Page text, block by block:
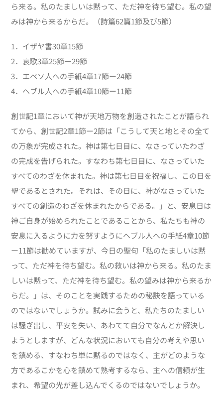
ら来る。私のたましいは黙って、ただ神を待ち望む。私の望
みは神から来るからだ。（詩篇62篇1節及び5節）
1．イザヤ書30章15節
2．哀歌3章25節ー29節
3．エペソ人への手紙4章17節ー24節
4．ヘブル人への手紙4章10節ー11節
創世記1章において神が天地万物を創造されたことが語られ
てから、創世記2章1節ー2節は「こうして天と地とその全て
の万象が完成された。神は第七日目に、なさっていたわざ
の完成を告げられた。すなわち第七日目に、なさっていた
すべてのわざを休まれた。神は第七日目を祝福し、この日を
聖であるとされた。それは、その日に、神がなさっていた
すべての創造のわざを休まれたからである。」と、安息日は
神ご自身が始められたことであることから、私たちも神の
安息に入るように力を努すようにヘブル人への手紙4章10節
ー11節は勧めていますが、今日の聖句「私のたましいは黙
って、ただ神を待ち望む。私の救いは神から来る。私のたま
しいは黙って、ただ神を待ち望む。私の望みは神から来るか
らだ。」は、そのことを実践するための秘訣を語っている
のではないでしょうか。試みに会うと、私たちのたましい
は騒ぎ出し、平安を失い、あわてて自分でなんとか解決し
ようとしますが、どんな状況においても自分の考えや思い
を鎮める、すなわち単に黙るのではなく、主がどのような
方であるこかを心を鎮めて熟考するなら、主への信頼が生
まれ、希望の光が差し込んでくるのではないでしょうか。